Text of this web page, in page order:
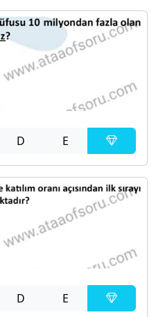
D E
D E